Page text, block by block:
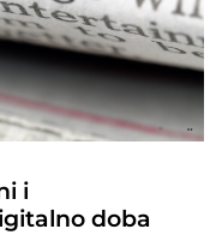
i
doba